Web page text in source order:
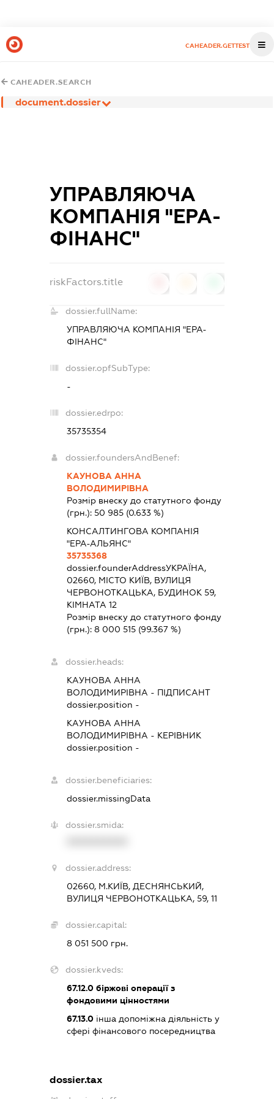
CAHEADER.GETTEST
CAHEADER.SEARCH
document.dossier
УПРАВЛЯЮЧА
КОМПАНІЯ "ЕРА-
ФІНАНС"
riskFactors.title
dossier.fullName:
УПРАВЛЯЮЧА КОМПАНІЯ "ЕРА-
ФІНАНС"
dossier.opfSubType:
-
dossier.edrpo:
35735354
dossier.foundersAndBenef:
КАУНОВА АННА
ВОЛОДИМИРІВНА
Розмір внеску до статутного фонду
(грн.):50 985 (0.633 %)
КОНСАЛТИНГОВА КОМПАНІЯ
"ЕРА-АЛЬЯНС"
35735368
dossier.founderAddressУКРАЇНА,
02660, МІСТО КИЇВ, ВУЛИЦЯ
ЧЕРВОНОТКАЦЬКА, БУДИНОК 59,
КІМНАТА 12
Розмір внеску до статутного фонду
(грн.):8 000 515 (99.367 %)
dossier.heads:
КАУНОВА АННА
ВОЛОДИМИРІВНА - ПІДПИСАНТ
dossier.position -
КАУНОВА АННА
ВОЛОДИМИРІВНА - КЕРІВНИК
dossier.position -
dossier.beneficiaries:
dossier.missingData
dossier.smida:
dossier.address:
02660, М.КИЇВ, ДЕСНЯНСЬКИЙ,
ВУЛИЦЯ ЧЕРВОНОТКАЦЬКА, 59, 11
dossier.capital:
8 051 500 грн.
dossier.kveds:
67.12.0 біржові операції з
фондовими цінностями
67.13.0 інша допоміжна діяльність у
сфері фінансового посередництва
dossier.tax